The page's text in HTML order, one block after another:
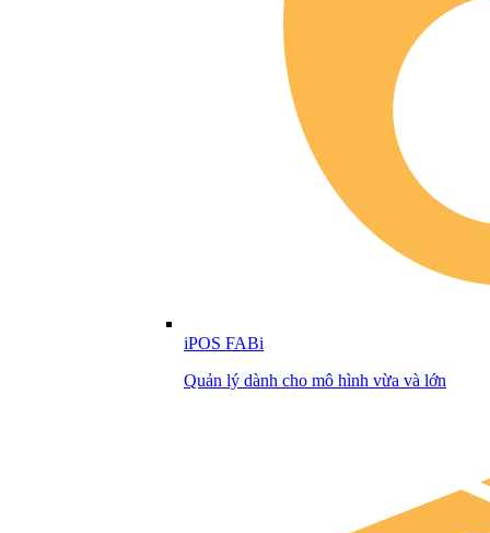
iPOS FABi
Quản lý dành cho mô hình vừa và lớn